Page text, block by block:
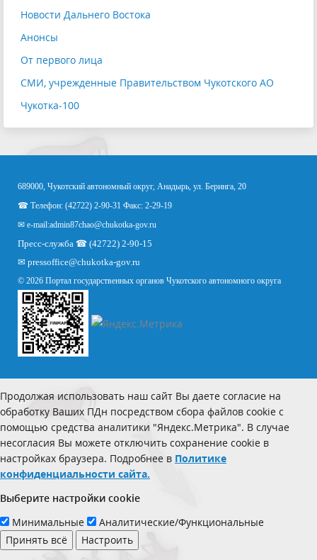
Новости Дальнего Востока
Анонсы
От первого лица
СМИ, учрежденные Правительством Чукотского АО
Чукотка-100
689000, Чукотский автономный округ, Анадырь, ул. Беринга, 20
☎ Телефон: (42722) 2-90-31 Факс: 2-29-19
✉ e-mail:admin87chao@chukotka-gov.ru
Пресс-служба ☎ (42722) 2-90-15
✉ pressoffice@chukotka-gov.ru
© 2026 Портал государственных органов Чукотского автономного округа
Продолжая использовать наш сайт Вы даете согласие на
обработку Ваших ПДн посредством сбора файлов cookie с
помощью средства аналитики "Яндекс.Метрика". В случае
несогласия Вы можете отключить сохранение cookie в
настройках браузера. Подробнее в Политике
конфиденциальности сайта.
Выберите настройки cookie
Минимальные
Аналитические/Функциональные
Принять всё
Настроить